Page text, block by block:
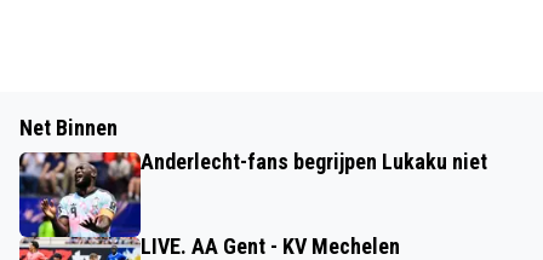
Net Binnen
Anderlecht-fans begrijpen Lukaku niet
LIVE. AA Gent - KV Mechelen